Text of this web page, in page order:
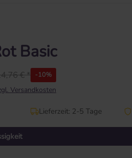
Basic
€ * -10%
Versandkosten
Lieferzeit: 2-5 Tage